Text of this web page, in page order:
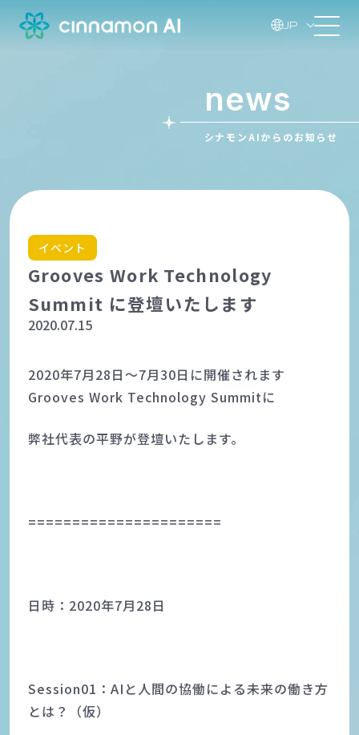
JP
news
シナモンAIからのお知らせ
イベント
Grooves Work Technology
Summit に登壇いたします
2020.07.15
2020年7月28日～7月30日に開催されます
Grooves Work Technology Summitに
弊社代表の平野が登壇いたします。
======================
日時：2020年7月28日
Session01：AIと人間の協働による未来の働き方
とは？（仮）